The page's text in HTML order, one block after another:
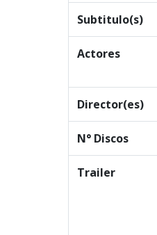
Subtitulo(s)
Actores
Director(es)
N° Discos
Trailer